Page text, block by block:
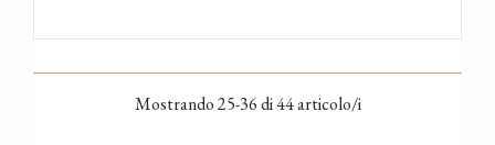
Mostrando 25-36 di 44 articolo/i